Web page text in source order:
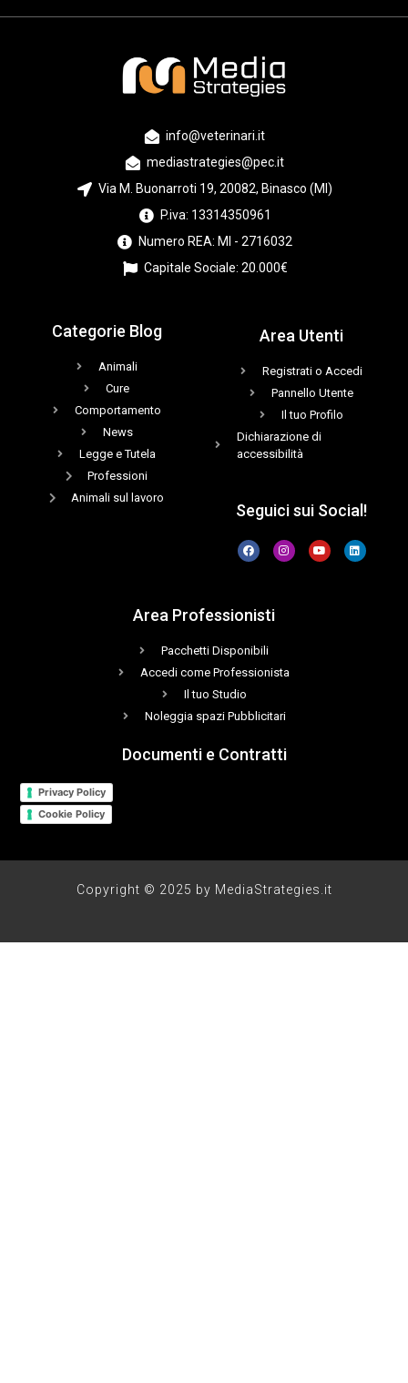
info@veterinari.it
mediastrategies@pec.it
Via M. Buonarroti 19, 20082, Binasco (MI)
P.iva: 13314350961
Numero REA: MI - 2716032
Capitale Sociale: 20.000€
Categorie Blog
Animali
Cure
Comportamento
News
Legge e Tutela
Professioni
Animali sul lavoro
Area Utenti
Registrati o Accedi
Pannello Utente
Il tuo Profilo
Dichiarazione di
accessibilità
Seguici sui Social!
Area Professionisti
Pacchetti Disponibili
Accedi come Professionista
Il tuo Studio
Noleggia spazi Pubblicitari
Documenti e Contratti
Privacy Policy
Cookie Policy
Copyright © 2025 by MediaStrategies.it